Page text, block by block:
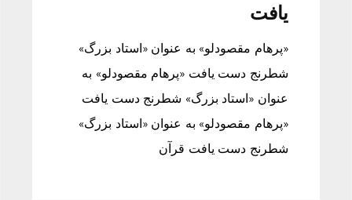
یافت
«پرهام مقصودلو» به عنوان «استاد بزرگ»
شطرنج دست یافت «پرهام مقصودلو» به
عنوان «استاد بزرگ» شطرنج دست یافت
«پرهام مقصودلو» به عنوان «استاد بزرگ»
شطرنج دست یافت قرآن